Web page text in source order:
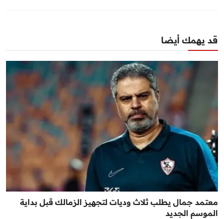
قد يهمك أيضا
معتمد جمال يطلب ثلاث وديات لتجهيز الزمالك قبل بداية
الموسم الجديد